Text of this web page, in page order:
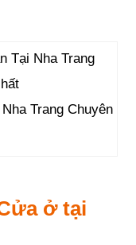
Trang Chuyên
ở tại